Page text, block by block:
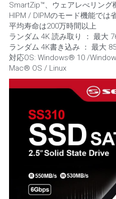
SmartZip™、ウェアレべリング
HIPM / DIPMのモード機能では
平均寿命は200万時間以上
ランダム 4K 読み取り ： 最大
ランダム 4K書き込み ： 最大
対応OS: Windows® 10 /
Mac® OS / Linux